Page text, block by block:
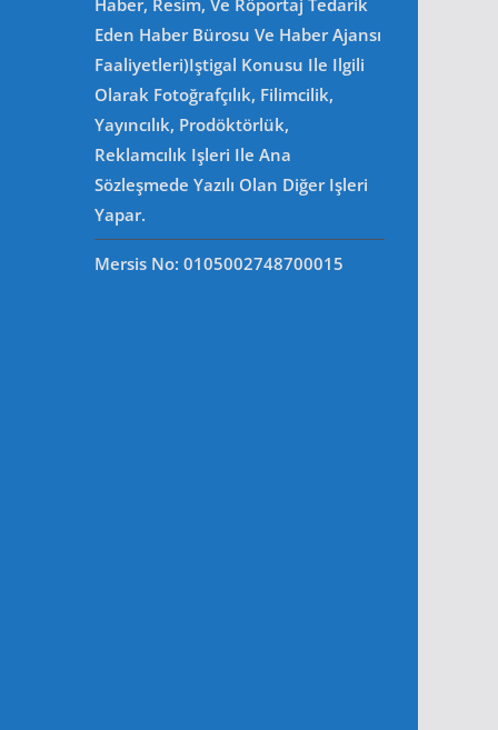
Haber, Resim, Ve Röportaj Tedarik
Eden Haber Bürosu Ve Haber Ajansı
Faaliyetleri)iştigal Konusu Ile Ilgili
Olarak Fotoğrafçılık, Filimcilik,
Yayıncılık, Prodöktörlük,
Reklamcılık Işleri Ile Ana
Sözleşmede Yazılı Olan Diğer Işleri
Yapar.
Mersis No: 0105002748700015